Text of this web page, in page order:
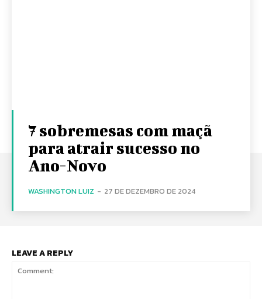
7 sobremesas com maçã
para atrair sucesso no
Ano-Novo
WASHINGTON LUIZ - 27 DE DEZEMBRO DE 2024
LEAVE A REPLY